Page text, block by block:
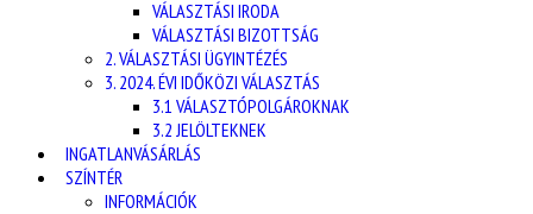
VÁLASZTÁSI IRODA
VÁLASZTÁSI BIZOTTSÁG
2. VÁLASZTÁSI ÜGYINTÉZÉS
3. 2024. ÉVI IDŐKÖZI VÁLASZTÁS
3.1 VÁLASZTÓPOLGÁROKNAK
3.2 JELÖLTEKNEK
INGATLANVÁSÁRLÁS
SZÍNTÉR
INFORMÁCIÓK